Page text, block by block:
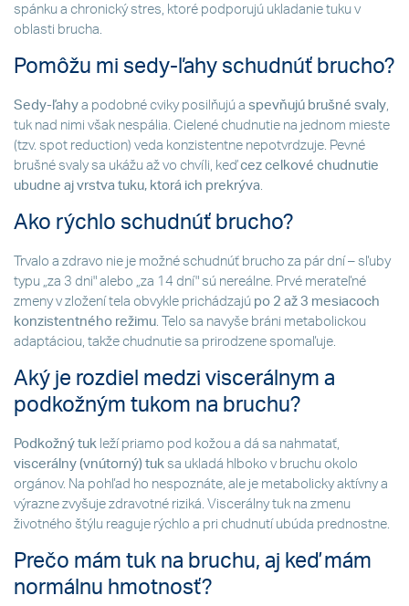
spánku a chronický stres, ktoré podporujú ukladanie tuku v
oblasti brucha.
Pomôžu mi sedy-ľahy schudnúť brucho?
Sedy-ľahy a podobné cviky posilňujú a spevňujú brušné svaly,
tuk nad nimi však nespália. Cielené chudnutie na jednom mieste
(tzv. spot reduction) veda konzistentne nepotvrdzuje. Pevné
brušné svaly sa ukážu až vo chvíli, keďcez celkové chudnutie
ubudne aj vrstva tuku, ktorá ich prekrýva.
Ako rýchlo schudnúť brucho?
Trvalo a zdravo nie je možné schudnúť brucho za pár dní – sľuby
typu „za 3 dni" alebo „za 14 dní" sú nereálne. Prvé merateľné
zmeny v zložení tela obvykle prichádzajú po 2 až 3 mesiacoch
konzistentného režimu. Telo sa navyše bráni metabolickou
adaptáciou, takže chudnutie sa prirodzene spomaľuje.
Aký je rozdiel medzi viscerálnym a
podkožným tukom na bruchu?
Podkožný tuk leží priamo pod kožou a dá sa nahmatať,
viscerálny (vnútorný) tuk sa ukladá hlboko v bruchu okolo
orgánov. Na pohľad ho nespoznáte, ale je metabolicky aktívny a
výrazne zvyšuje zdravotné riziká. Viscerálny tuk na zmenu
životného štýlu reaguje rýchlo a pri chudnutí ubúda prednostne.
Prečo mám tuk na bruchu, aj keď mám
normálnu hmotnosť?